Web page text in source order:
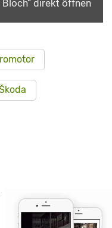
direkt öffnen